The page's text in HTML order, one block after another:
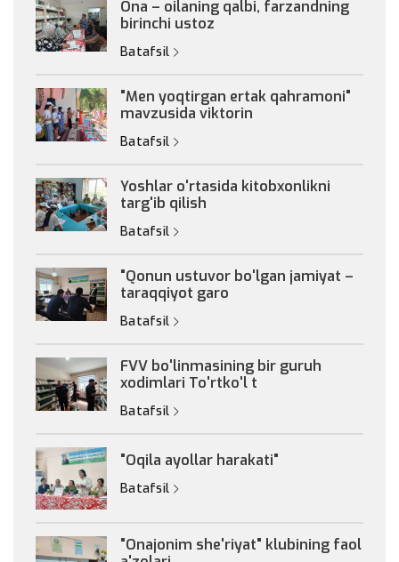
Ona – oilaning qalbi, farzandning
birinchi ustoz
Batafsil
"Men yoqtirgan ertak qahramoni"
mavzusida viktorin
Batafsil
Yoshlar o'rtasida kitobxonlikni
targ'ib qilish
Batafsil
"Qonun ustuvor bo'lgan jamiyat –
taraqqiyot garo
Batafsil
FVV bo'linmasining bir guruh
xodimlari To'rtko'l t
Batafsil
"Oqila ayollar harakati"
Batafsil
"Onajonim she'riyat" klubining faol